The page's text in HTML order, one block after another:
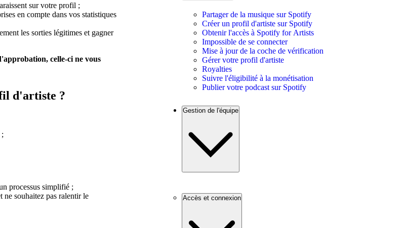
sur votre profil ;
en compte dans vos statistiques
les sorties légitimes et gagner
celle-ci ne vous
d'artiste ?
processus simplifié ;
ne souhaitez pas ralentir le
Partager de la musique sur Spotify
Créer un profil d'artiste sur Spotify
Obtenir l'accès à Spotify for Artists
Impossible de se connecter
Mise à jour de la coche de vérification
Gérer votre profil d'artiste
Royalties
Suivre l'éligibilité à la monétisation
Publier votre podcast sur Spotify
Gestion de l'équipe
Accès et connexion